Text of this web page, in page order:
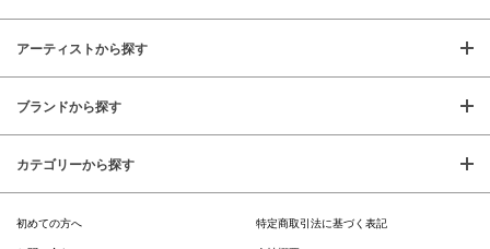
アーティストから探す
ブランドから探す
カテゴリーから探す
初めての方へ
特定商取引法に基づく表記